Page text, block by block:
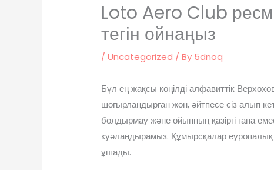
Loto Aero Club
тегін ойнаңыз
/Uncategorized / By 5dnoq
Бұл ең жақсы көңілді алфавиттік
шоғырландырған жөн, әйтпесе сіз алып
болдырмау және ойынның қазіргі ғана
куәландырамыз. Құмырсқалар
ұшады.